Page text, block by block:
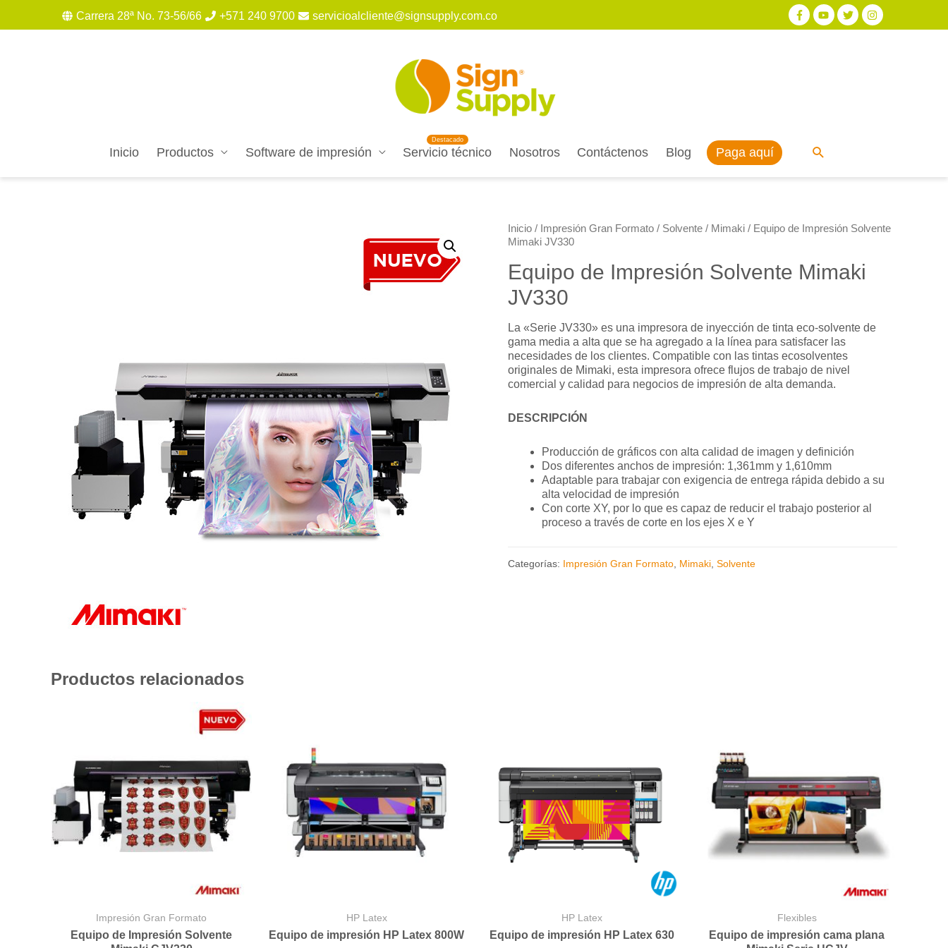
Carrera 28ª No. 73-56/66 +571 240 9700 servicioalcliente@signsupply.com.co
Inicio Productos Software de impresión Servicio técnico Nosotros Contáctenos Blog Paga aquí
Inicio / Impresión Gran Formato / Solvente / Mimaki / Equipo de Impresión Solvente
Mimaki JV330
Equipo de Impresión Solvente Mimaki
JV330
La «Serie JV330» es una impresora de inyección de tinta eco-solvente de
gama media a alta que se ha agregado a la línea para satisfacer las
necesidades de los clientes. Compatible con las tintas ecosolventes
originales de Mimaki, esta impresora ofrece flujos de trabajo de nivel
comercial y calidad para negocios de impresión de alta demanda.
DESCRIPCIÓN
Producción de gráficos con alta calidad de imagen y definición
Dos diferentes anchos de impresión: 1,361mm y 1,610mm
Adaptable para trabajar con exigencia de entrega rápida debido a su
alta velocidad de impresión
Con corte XY, por lo que es capaz de reducir el trabajo posterior al
proceso a través de corte en los ejes X e Y
Categorías: Impresión Gran Formato Mimaki Solvente
Productos relacionados
Impresión Gran Formato
Equipo de Impresión Solvente
HP Latex
Equipo de impresión HP Latex 800W
HP Latex
Equipo de impresión HP Latex 630
Flexibles
Equipo de impresión cama plana